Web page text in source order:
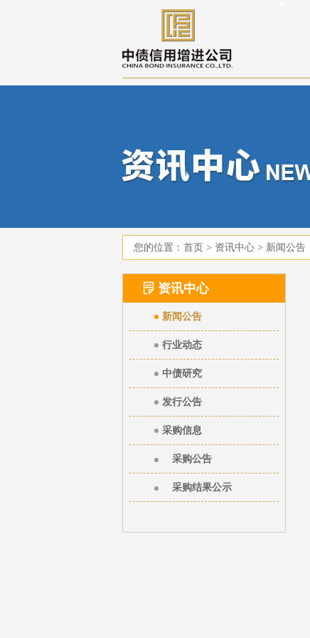
您的位置： 首页 > 资讯中心 > 新闻公告
资讯中心
新闻公告
行业动态
中债研究
发行公告
采购信息
采购公告
采购结果公示